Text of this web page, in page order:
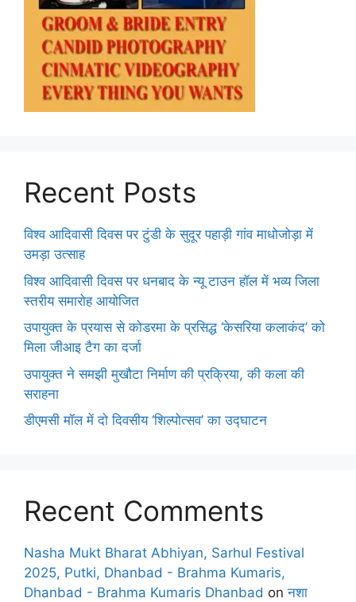
Recent Posts
विश्व आदिवासी दिवस पर टुंडी के सुदूर पहाड़ी गांव माधोजोड़ा में
उमड़ा उत्साह
विश्व आदिवासी दिवस पर धनबाद के न्यू टाउन हॉल में भव्य जिला
स्तरीय समारोह आयोजित
उपायुक्त के प्रयास से कोडरमा के प्रसिद्ध ‘केसरिया कलाकंद’ को
मिला जीआइ टैग का दर्जा
उपायुक्त ने समझी मुखौटा निर्माण की प्रक्रिया, की कला की
सराहना
डीएमसी मॉल में दो दिवसीय ‘शिल्पोत्सव’ का उद्घाटन
Recent Comments
Nasha Mukt Bharat Abhiyan, Sarhul Festival
2025, Putki, Dhanbad - Brahma Kumaris,
Dhanbad - Brahma Kumaris Dhanbad onनशा